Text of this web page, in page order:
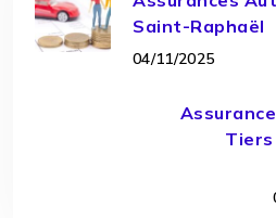
Saint-Raphaël
04/11/2025